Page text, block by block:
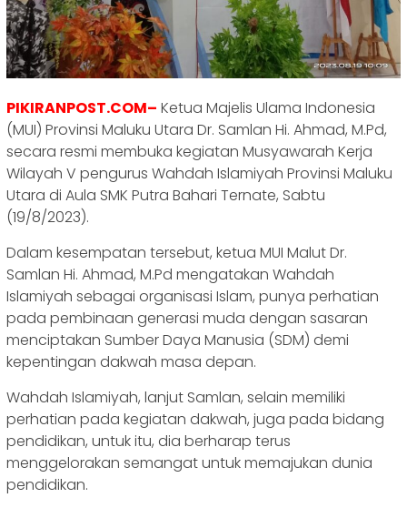
PIKIRANPOST.COM– Ketua Majelis Ulama Indonesia
(MUI) Provinsi Maluku Utara Dr. Samlan Hi. Ahmad, M.Pd,
secara resmi membuka kegiatan Musyawarah Kerja
Wilayah V pengurus Wahdah Islamiyah Provinsi Maluku
Utara di Aula SMK Putra Bahari Ternate, Sabtu
(19/8/2023).
Dalam kesempatan tersebut, ketua MUI Malut Dr.
Samlan Hi. Ahmad, M.Pd mengatakan Wahdah
Islamiyah sebagai organisasi Islam, punya perhatian
pada pembinaan generasi muda dengan sasaran
menciptakan Sumber Daya Manusia (SDM) demi
kepentingan dakwah masa depan.
Wahdah Islamiyah, lanjut Samlan, selain memiliki
perhatian pada kegiatan dakwah, juga pada bidang
pendidikan, untuk itu, dia berharap terus
menggelorakan semangat untuk memajukan dunia
pendidikan.